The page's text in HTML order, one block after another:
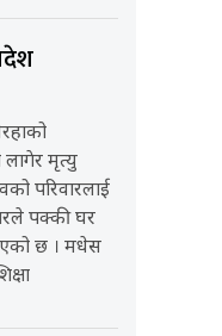
लागेर मृत्यु
परिवारलाई
पक्की घर
छ । मधेस